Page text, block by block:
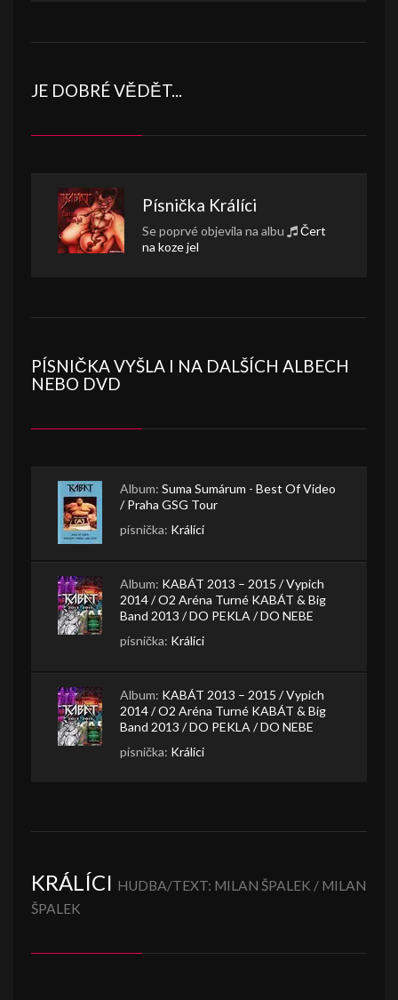
JE DOBRÉ VĚDĚT...
Písnička Králíci
Se poprvé objevila na albu
Čert
na koze jel
PÍSNIČKA VYŠLA I NA DALŠÍCH ALBECH
NEBO DVD
Album: Suma Sumárum - Best Of Video
/ Praha GSG Tour
písnička: Králíci
Album: KABÁT 2013 – 2015 / Vypich
2014 / O2 Aréna Turné KABÁT & Big
Band 2013 / DO PEKLA / DO NEBE
písnička: Králíci
Album: KABÁT 2013 – 2015 / Vypich
2014 / O2 Aréna Turné KABÁT & Big
Band 2013 / DO PEKLA / DO NEBE
písnička: Králíci
KRÁLÍCI HUDBA/TEXT: MILAN ŠPALEK / MILAN
ŠPALEK